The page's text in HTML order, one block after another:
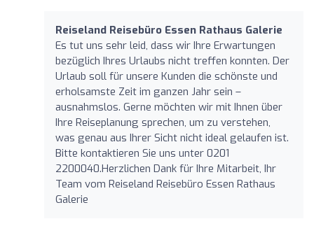
Reiseland Reisebüro Essen Rathaus Galerie
Es tut uns sehr leid, dass wir Ihre Erwartungen
bezüglich Ihres Urlaubs nicht treffen konnten. Der
Urlaub soll für unsere Kunden die schönste und
erholsamste Zeit im ganzen Jahr sein –
ausnahmslos. Gerne möchten wir mit Ihnen über
Ihre Reiseplanung sprechen, um zu verstehen,
was genau aus Ihrer Sicht nicht ideal gelaufen ist.
Bitte kontaktieren Sie uns unter 0201
2200040.Herzlichen Dank für Ihre Mitarbeit, Ihr
Team vom Reiseland Reisebüro Essen Rathaus
Galerie